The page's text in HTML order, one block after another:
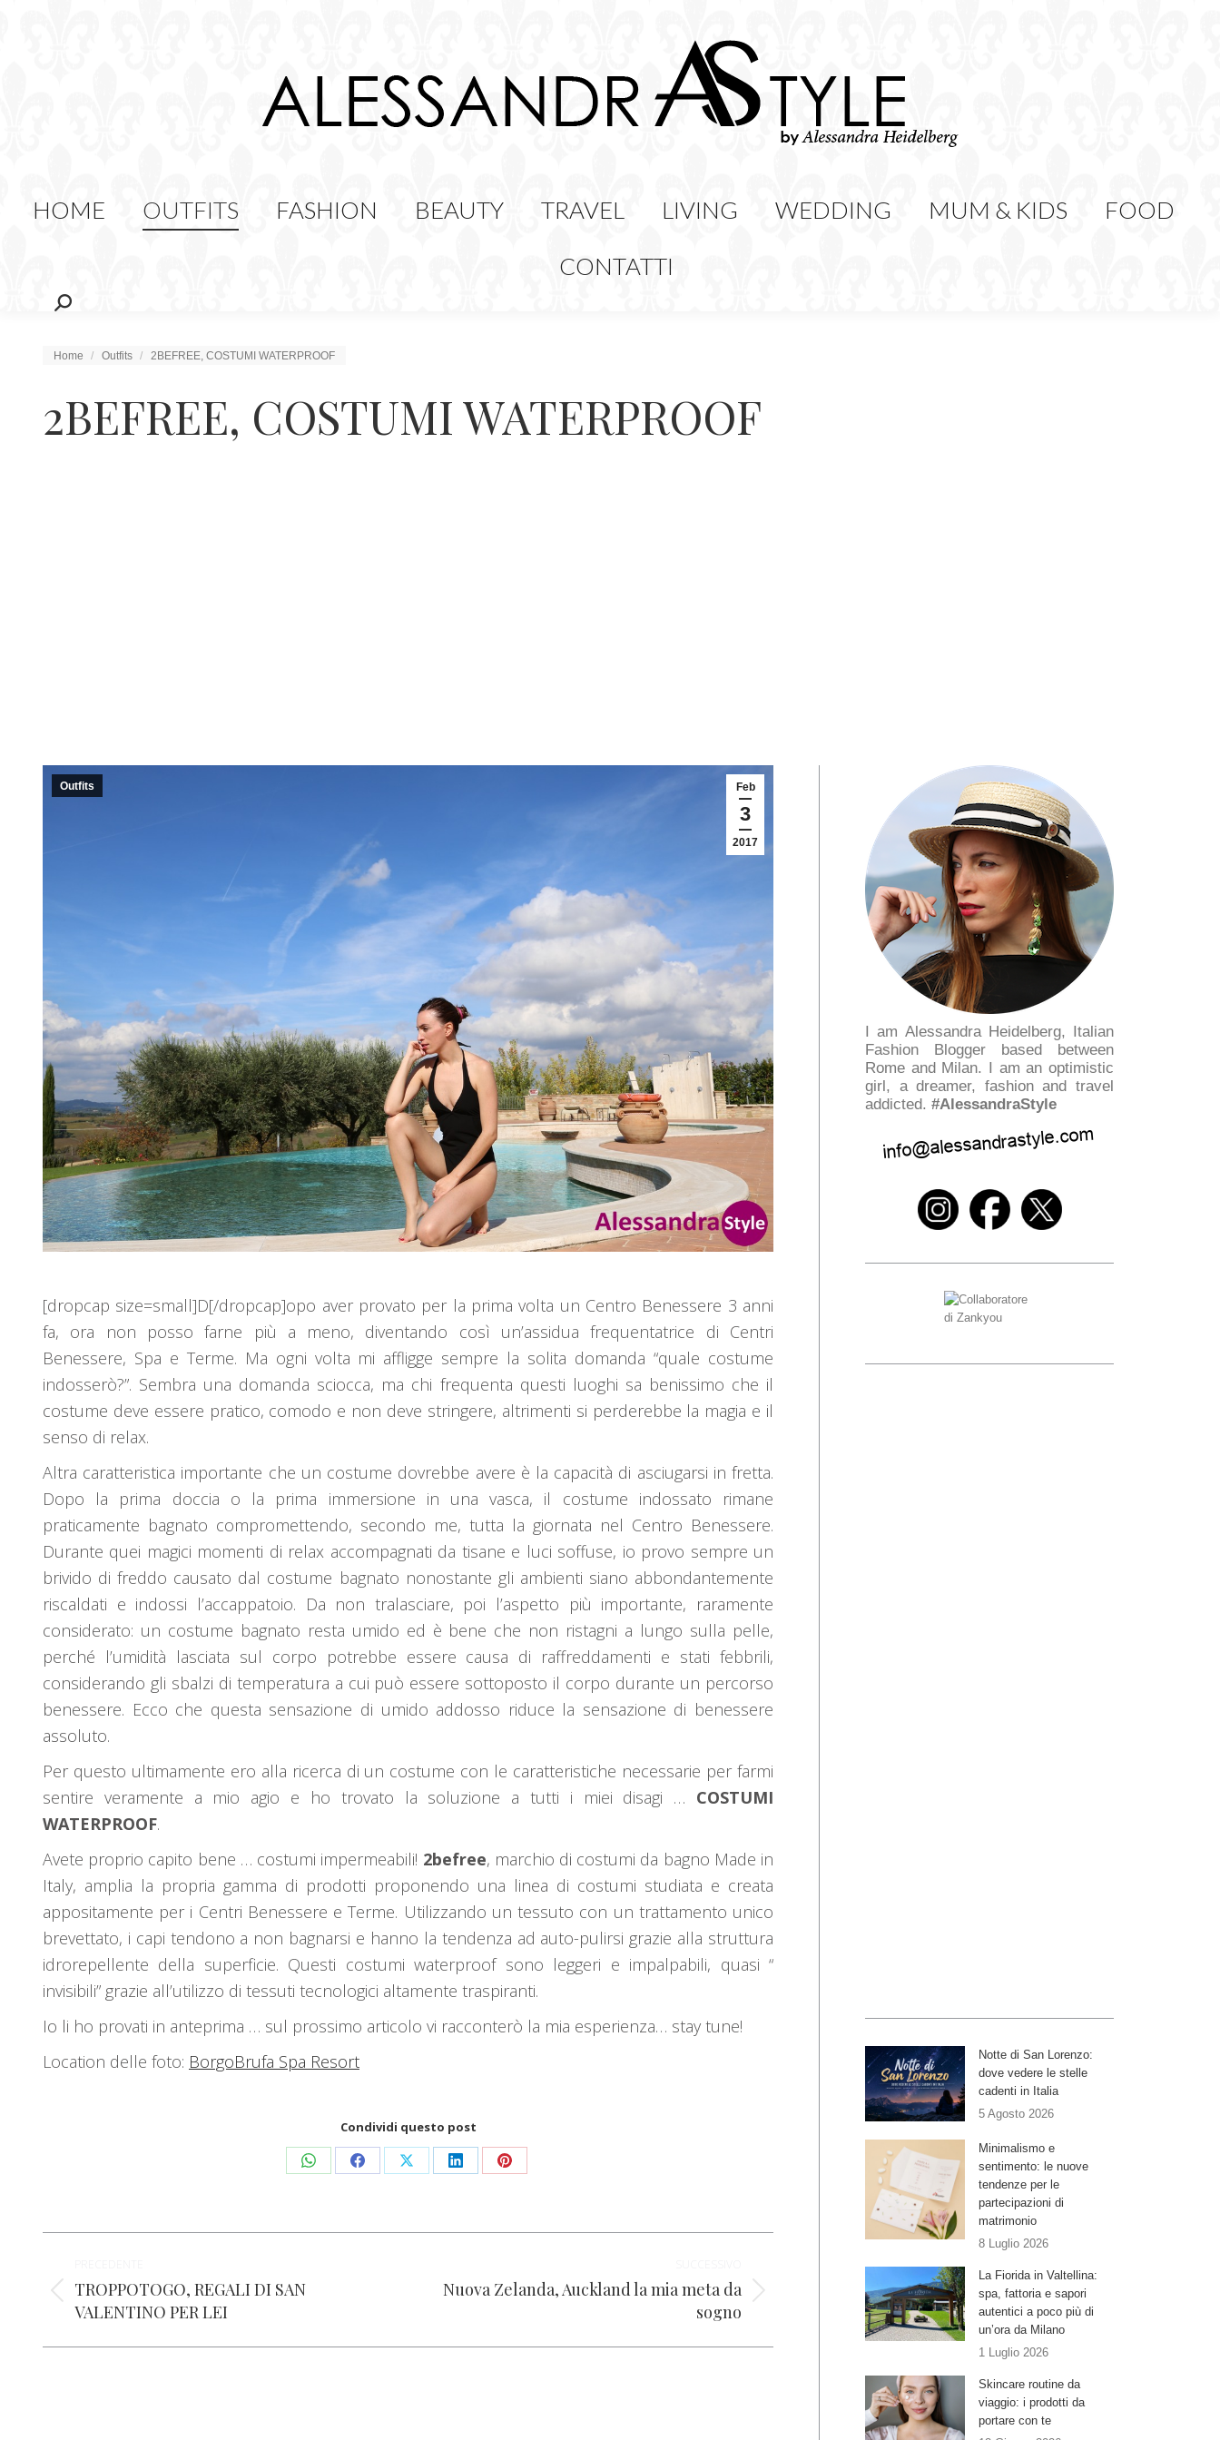
HOME OUTFITS FASHION BEAUTY TRAVEL LIVING WEDDING MUM & KIDS
FOOD
CONTATTI
Cerca:
Tu sei qui:
Home Outfits 2BEFREE, COSTUMI WATERPROOF
2BEFREE, COSTUMI WATERPROOF
Feb
3
2017
Outfits
[dropcap size=small]D[/dropcap]opo aver provato per la prima volta un Centro Benessere 3 anni
fa, ora non posso farne più a meno, diventando così un’assidua frequentatrice di Centri
Benessere, Spa e Terme. Ma ogni volta mi affligge sempre la solita domanda “quale costume
indosserò?”. Sembra una domanda sciocca, ma chi frequenta questi luoghi sa benissimo che il
costume deve essere pratico, comodo e non deve stringere, altrimenti si perderebbe la magia e il
senso di relax.
Altra caratteristica importante che un costume dovrebbe avere è la capacità di asciugarsi in fretta.
Dopo la prima doccia o la prima immersione in una vasca, il costume indossato rimane
praticamente bagnato compromettendo, secondo me, tutta la giornata nel Centro Benessere.
Durante quei magici momenti di relax accompagnati da tisane e luci soffuse, io provo sempre un
brivido di freddo causato dal costume bagnato nonostante gli ambienti siano abbondantemente
riscaldati e indossi l’accappatoio. Da non tralasciare, poi l’aspetto più importante, raramente
considerato: un costume bagnato resta umido ed è bene che non ristagni a lungo sulla pelle,
perché l’umidità lasciata sul corpo potrebbe essere causa di raffreddamenti e stati febbrili,
considerando gli sbalzi di temperatura a cui può essere sottoposto il corpo durante un percorso
benessere. Ecco che questa sensazione di umido addosso riduce la sensazione di benessere
assoluto.
Per questo ultimamente ero alla ricerca di un costume con le caratteristiche necessarie per farmi
sentire veramente a mio agio e ho trovato la soluzione a tutti i miei disagi … COSTUMI
WATERPROOF.
Avete proprio capito bene … costumi impermeabili! 2befree, marchio di costumi da bagno Made in
Italy, amplia la propria gamma di prodotti proponendo una linea di costumi studiata e creata
appositamente per i Centri Benessere e Terme. Utilizzando un tessuto con un trattamento unico
brevettato, i capi tendono a non bagnarsi e hanno la tendenza ad auto-pulirsi grazie alla struttura
idrorepellente della superficie. Questi costumi waterproof sono leggeri e impalpabili, quasi “
invisibili” grazie all’utilizzo di tessuti tecnologici altamente traspiranti.
Io li ho provati in anteprima … sul prossimo articolo vi racconterò la mia esperienza… stay tune!
Location delle foto: BorgoBrufa Spa Resort
Condividi questo post
Condividi
WhatsApp
Condividi
Facebook
Condividi
X
Condividi
LinkedIn
Condividi
Pinterest
tra Post
TROPPOTOGO, REGALI DI SAN
VALENTINO PER LEI
Prossimo
Nuova Zelanda, Auckland la mia meta da
sogno
I am Alessandra Heidelberg, Italian
Fashion Blogger based between
Rome and Milan. I am an optimistic
girl, a dreamer, fashion and travel
addicted. #AlessandraStyle
Notte di San Lorenzo:
dove vedere le stelle
cadenti in Italia
5 Agosto 2026
Minimalismo e
sentimento: le nuove
tendenze per le
partecipazioni di
matrimonio
8 Luglio 2026
La Fiorida in Valtellina:
spa, fattoria e sapori
autentici a poco più di
un’ora da Milano
1 Luglio 2026
Skincare routine da
viaggio: i prodotti da
portare con te
FOOD
CONTATTI